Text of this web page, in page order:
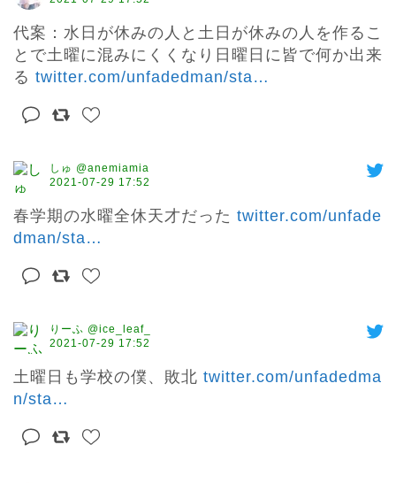
代案：水日が休みの人と土日が休みの人を作るこ
とで土曜に混みにくくなり日曜日に皆で何か出来
る twitter.com/unfadedman/sta…
しゅ @anemiamia
2021-07-29 17:52
春学期の水曜全休天才だった twitter.com/unfade
dman/sta…
りーふ @ice_leaf_
2021-07-29 17:52
土曜日も学校の僕、敗北 twitter.com/unfadedma
n/sta…